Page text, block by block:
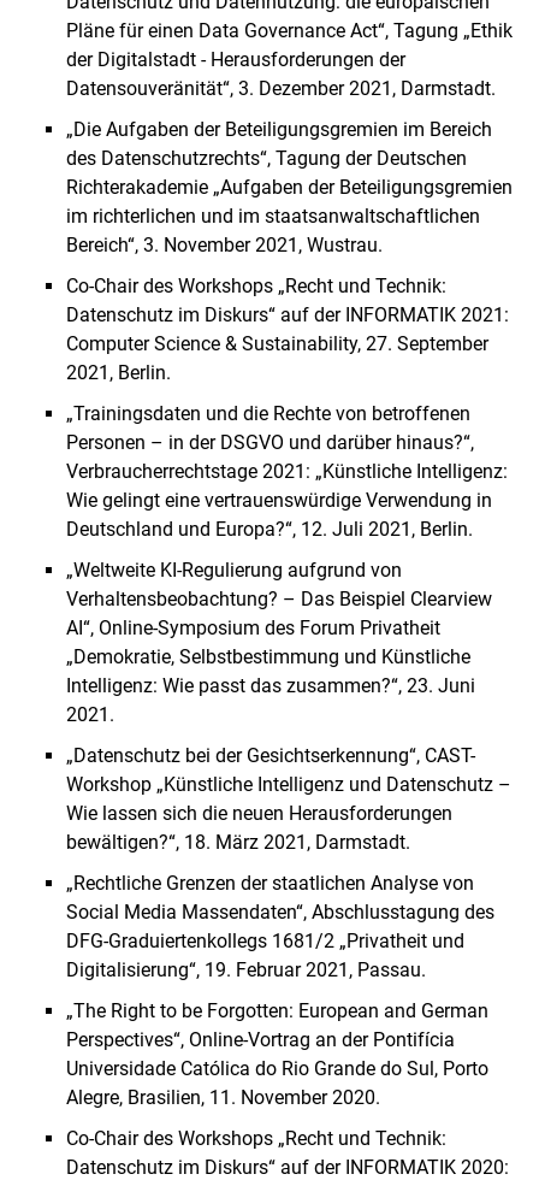
Pläne für einen Data Governance Act“, Tagung „Ethik
der Digitalstadt - Herausforderungen der
Datensouveränität“, 3. Dezember 2021, Darmstadt.
„Die Aufgaben der Beteiligungsgremien im Bereich
des Datenschutzrechts“, Tagung der Deutschen
Richterakademie „Aufgaben der Beteiligungsgremien
im richterlichen und im staatsanwaltschaftlichen
Bereich“, 3. November 2021, Wustrau.
Co-Chair des Workshops „Recht und Technik:
Datenschutz im Diskurs“ auf der INFORMATIK 2021:
Computer Science & Sustainability, 27. September
2021, Berlin.
„Trainingsdaten und die Rechte von betroffenen
Personen – in der DSGVO und darüber hinaus?“,
Verbraucherrechtstage 2021: „Künstliche Intelligenz:
Wie gelingt eine vertrauenswürdige Verwendung in
Deutschland und Europa?“, 12. Juli 2021, Berlin.
„Weltweite KI-Regulierung aufgrund von
Verhaltensbeobachtung? – Das Beispiel Clearview
AI“, Online-Symposium des Forum Privatheit
„Demokratie, Selbstbestimmung und Künstliche
Intelligenz: Wie passt das zusammen?“, 23. Juni
2021.
„Datenschutz bei der Gesichtserkennung“, CAST-
Workshop „Künstliche Intelligenz und Datenschutz –
Wie lassen sich die neuen Herausforderungen
bewältigen?“, 18. März 2021, Darmstadt.
„Rechtliche Grenzen der staatlichen Analyse von
Social Media Massendaten“, Abschlusstagung des
DFG-Graduiertenkollegs 1681/2 „Privatheit und
Digitalisierung“, 19. Februar 2021, Passau.
„The Right to be Forgotten: European and German
Perspectives“, Online-Vortrag an der Pontifícia
Universidade Católica do Rio Grande do Sul, Porto
Alegre, Brasilien, 11. November 2020.
Co-Chair des Workshops „Recht und Technik:
Datenschutz im Diskurs“ auf der INFORMATIK 2020: